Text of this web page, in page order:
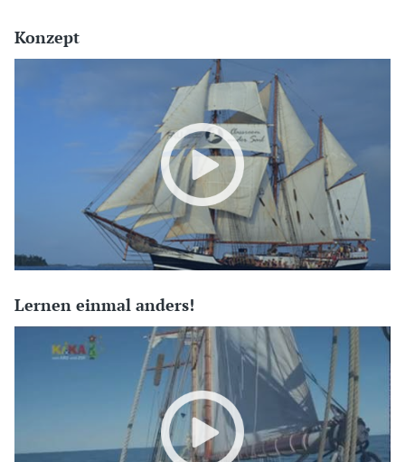
Konzept
Lernen einmal anders!